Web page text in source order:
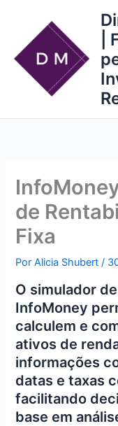
conteúdo
|
de
Fixa
PorAlicia Shubert/
O simulador
InfoMoney
calculem e
ativos de
informações
datas e taxas
facilitando
base em